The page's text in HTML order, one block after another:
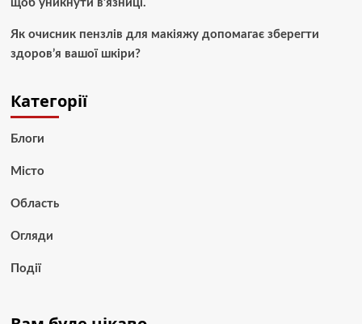
щоб уникнути в’язниці.
Як очисник пензлів для макіяжу допомагає зберегти
здоров’я вашої шкіри?
Категорії
Блоги
Місто
Область
Огляди
Події